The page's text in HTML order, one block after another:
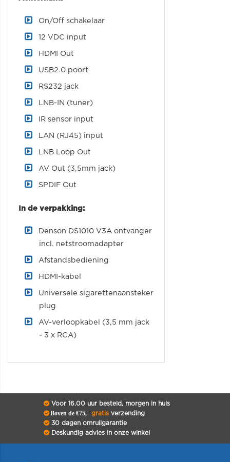
On/Off schakelaar
12 VDC input
HDMI Out
USB2.0 poort
RS232 jack
LNB-IN (tuner)
IR sensor input
LAN (RJ45) input
LNB Loop Out
AV Out (3,5mm jack)
SPDIF Out
In de verpakking:
Denson DS1010 V3A ontvanger
incl. netstroomadapter
Afstandsbediening
HDMI-kabel
Universele sigarettenaansteker
plug
AV-verloopkabel (3,5 mm jack
- 3 x RCA)
Voor 16.00 uur besteld, morgen in huis
Boven de €75,- gratisverzending
30 dagen omruilgarantie
Deskundig advies in onze winkel